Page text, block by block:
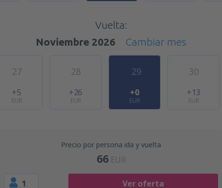
Vuelta:
Noviembre 2026
Cambiar mes
27
+5
EUR
28
+26
EUR
29
+0
EUR
30
+13
EUR
Precio por persona ida y vuelta
66 EUR
1 Ver oferta